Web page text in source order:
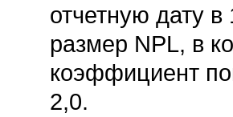
отчетную дату
размер NPL, в
коэффициент
2,0.